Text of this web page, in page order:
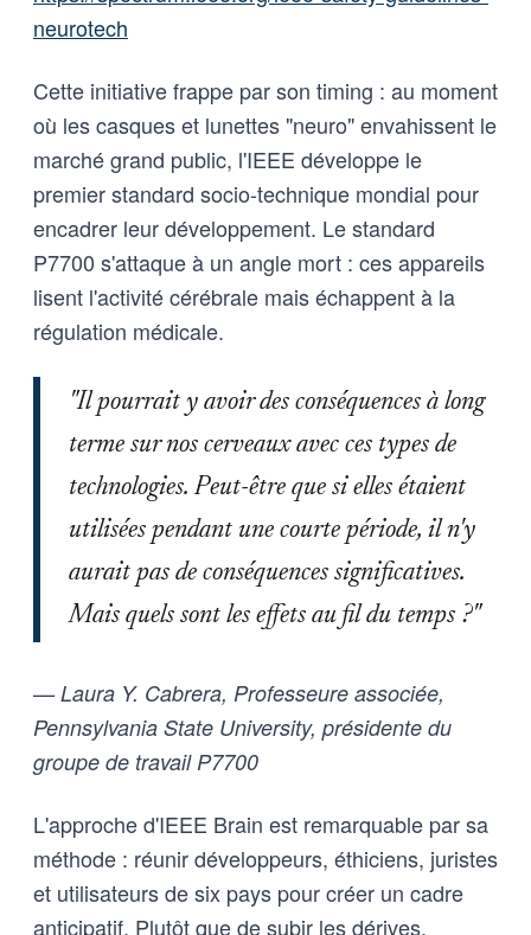
neurotech
Cette initiative frappe par son timing : au moment
où les casques et lunettes "neuro" envahissent le
marché grand public, l'IEEE développe le
premier standard socio-technique mondial pour
encadrer leur développement. Le standard
P7700 s'attaque à un angle mort : ces appareils
lisent l'activité cérébrale mais échappent à la
régulation médicale.
"Il pourrait y avoir des conséquences à long
terme sur nos cerveaux avec ces types de
technologies. Peut-être que si elles étaient
utilisées pendant une courte période, il n'y
aurait pas de conséquences significatives.
Mais quels sont les effets au fil du temps ?"
— Laura Y. Cabrera, Professeure associée,
Pennsylvania State University, présidente du
groupe de travail P7700
L'approche d'IEEE Brain est remarquable par sa
méthode : réunir développeurs, éthiciens, juristes
et utilisateurs de six pays pour créer un cadre
anticipatif. Plutôt que de subir les dérives,